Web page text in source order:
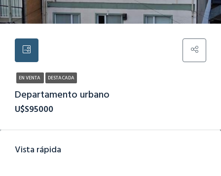
EN VENTA DESTACADA
Departamento urbano
U$S95000
Vista rápida